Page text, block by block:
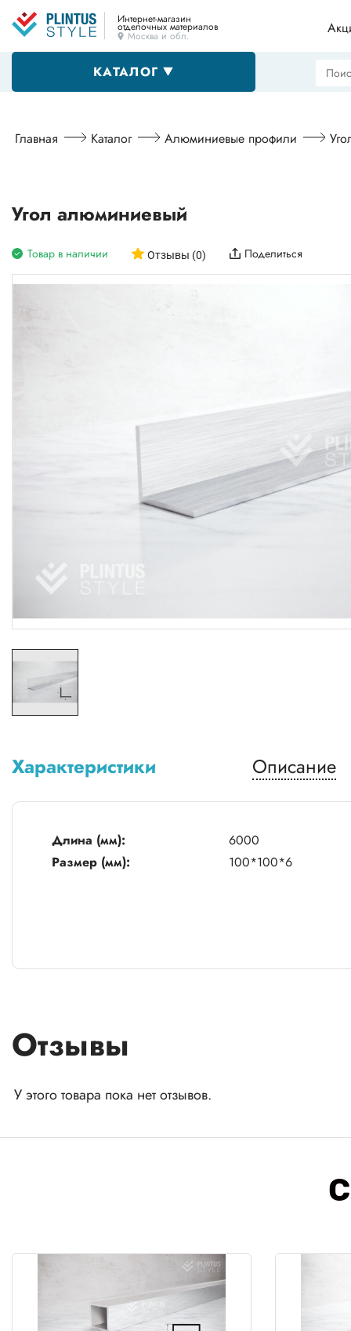
Интернет-магазин
отделочных материалов
Москва и обл.
КАТАЛОГ
Напольные плинтусы
Пороги
Главная Каталог Алюминиевые профили
Угол алюминиевый
Товар в наличии Отзывы (0) Поделиться
Характеристики Описание
Длина (мм):
6000
Размер (мм):
100*100*6
Отзывы
У этого товара пока нет отзывов.